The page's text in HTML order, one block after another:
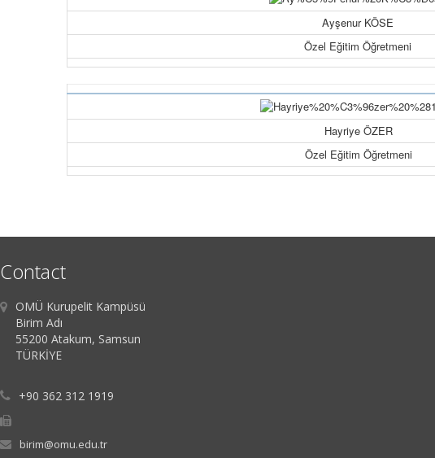
Ayşenur KÖSE
Özel Eğitim Öğretmeni
Hayriye ÖZER
Özel Eğitim Öğretmeni
Contact
OMÜ Kurupelit Kampüsü
Birim Adı
55200 Atakum, Samsun
TÜRKİYE
+90 362 312 1919
birim@omu.edu.tr